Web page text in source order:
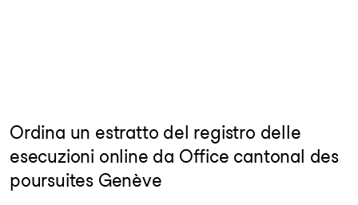
Ordina un estratto del registro delle
esecuzioni online da Office cantonal des
poursuites Genève